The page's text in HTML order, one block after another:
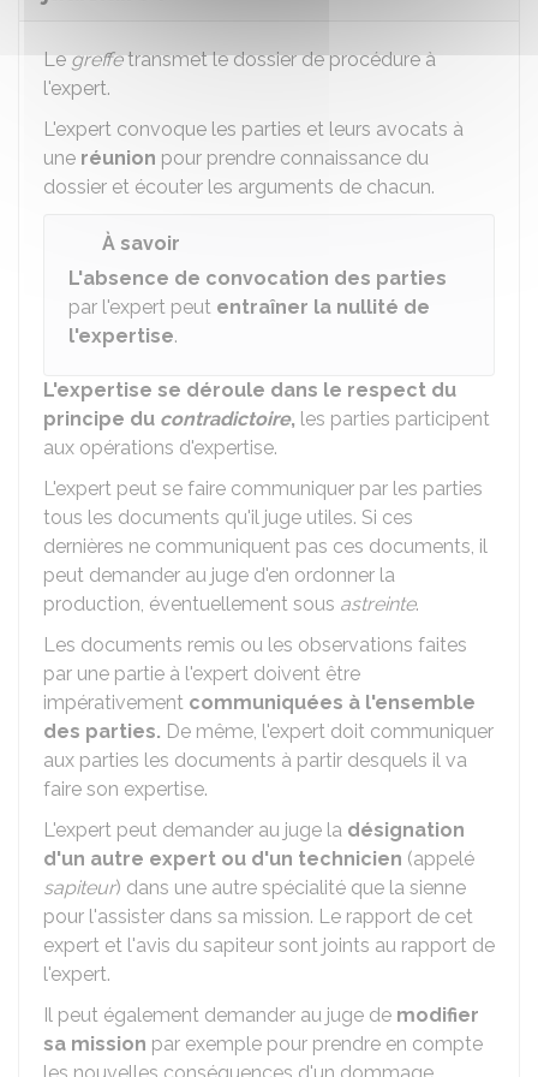
Le greffetransmet le dossier de procédure à
l'expert.
L'expert convoque les parties et leurs avocats à
une réunion pour prendre connaissance du
dossier et écouter les arguments de chacun.
À savoir
L'absence de convocation des parties
par l'expert peut entraîner la nullité de
l'expertise.
L'expertise se déroule dans le respect du
principe du contradictoire, les parties participent
aux opérations d'expertise.
L'expert peut se faire communiquer par les parties
tous les documents qu'il juge utiles. Si ces
dernières ne communiquent pas ces documents, il
peut demander au juge d'en ordonner la
production, éventuellement sous astreinte.
Les documents remis ou les observations faites
par une partie à l'expert doivent être
impérativement communiquées à l'ensemble
des parties. De même, l'expert doit communiquer
aux parties les documents à partir desquels il va
faire son expertise.
L'expert peut demander au juge la désignation
d'un autre expert ou d'un technicien (appelé
sapiteur) dans une autre spécialité que la sienne
pour l'assister dans sa mission. Le rapport de cet
expert et l'avis du sapiteur sont joints au rapport de
l'expert.
Il peut également demander au juge de modifier
sa mission par exemple pour prendre en compte